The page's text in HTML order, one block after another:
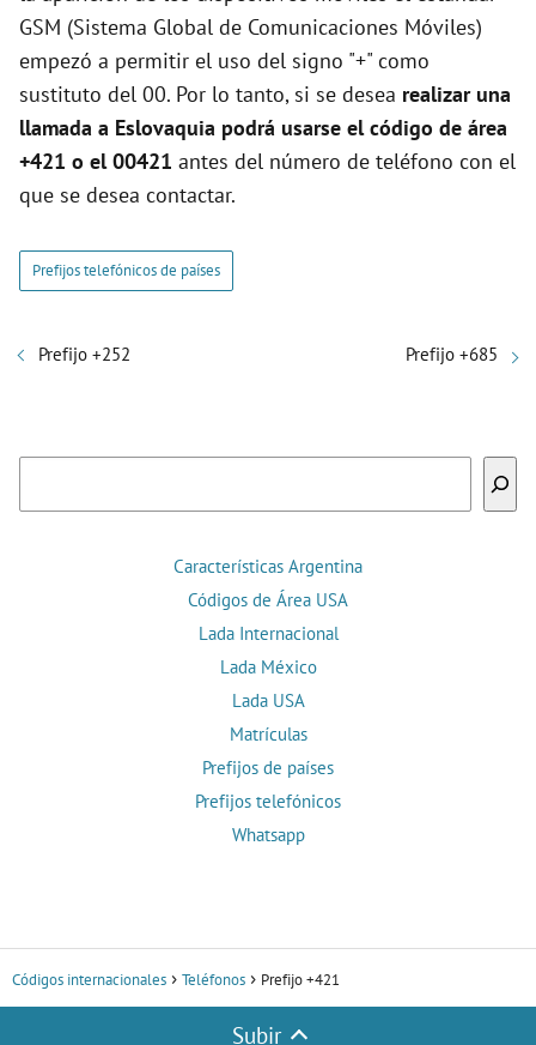
GSM (Sistema Global de Comunicaciones Móviles)
empezó a permitir el uso del signo "+" como
sustituto del 00. Por lo tanto, si se desea realizar una
llamada a Eslovaquia podrá usarse el código de área
+421 o el 00421 antes del número de teléfono con el
que se desea contactar.
Prefijos telefónicos de países
Prefijo +252 Prefijo +685
Características Argentina
Códigos de Área USA
Lada Internacional
Lada México
Lada USA
Matrículas
Prefijos de países
Prefijos telefónicos
Whatsapp
Códigos internacionales Teléfonos Prefijo +421
Subir